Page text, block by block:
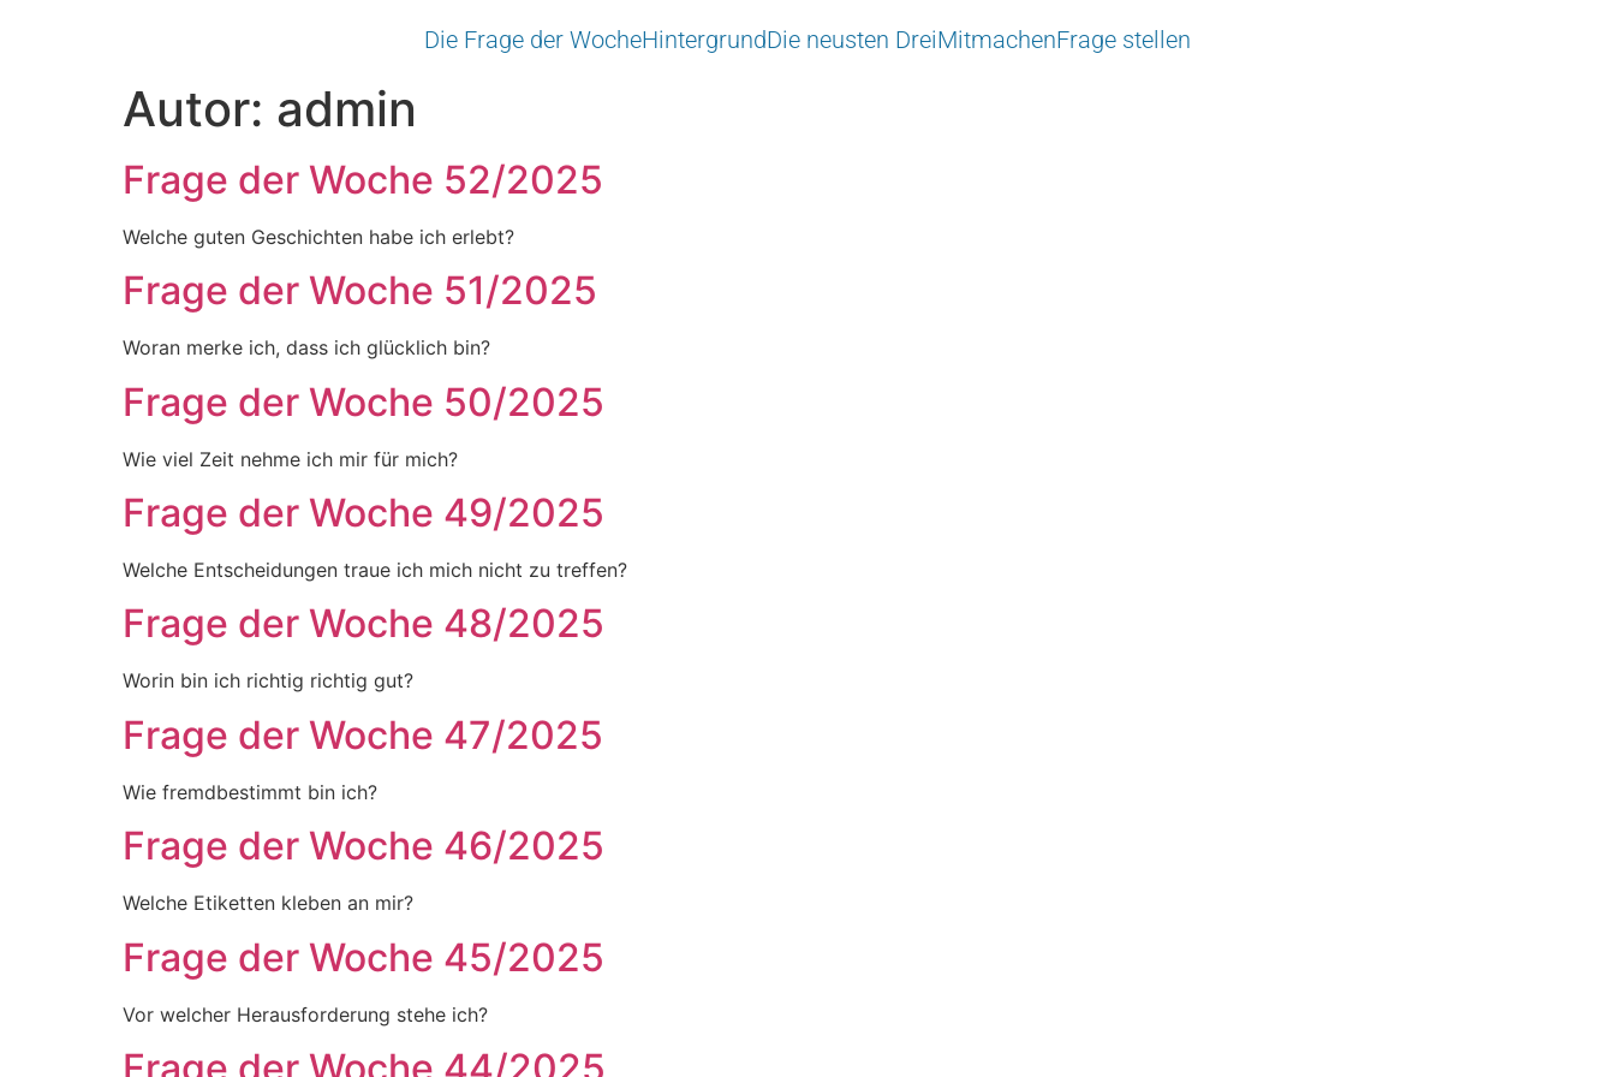
Die Frage der WocheHintergrundDie neusten DreiMitmachenFrage stellen
Autor: admin
Frage der Woche 52/2025
Welche guten Geschichten habe ich erlebt?
Frage der Woche 51/2025
Woran merke ich, dass ich glücklich bin?
Frage der Woche 50/2025
Wie viel Zeit nehme ich mir für mich?
Frage der Woche 49/2025
Welche Entscheidungen traue ich mich nicht zu treffen?
Frage der Woche 48/2025
Worin bin ich richtig richtig gut?
Frage der Woche 47/2025
Wie fremdbestimmt bin ich?
Frage der Woche 46/2025
Welche Etiketten kleben an mir?
Frage der Woche 45/2025
Vor welcher Herausforderung stehe ich?